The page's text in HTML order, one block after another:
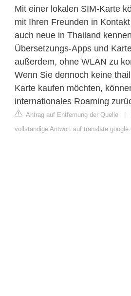
Mit einer lokalen SIM-Karte
mit Ihren Freunden in
auch neue in Thailand
Übersetzungs-Apps und
außerdem, ohne WLAN zu
Wenn Sie dennoch keine
Karte kaufen möchten,
internationales Roaming
Antrag auf Entfernung der Quelle
vollständige Antwort auf